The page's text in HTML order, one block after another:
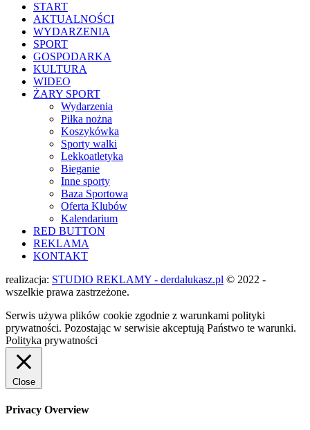
START
AKTUALNOŚCI
WYDARZENIA
SPORT
GOSPODARKA
KULTURA
WIDEO
ŻARY SPORT
Wydarzenia
Piłka nożna
Koszykówka
Sporty walki
Lekkoatletyka
Bieganie
Inne sporty
Baza Sportowa
Oferta Klubów
Kalendarium
RED BUTTON
REKLAMA
KONTAKT
realizacja: STUDIO REKLAMY - derdalukasz.pl © 2022 -
wszelkie prawa zastrzeżone.
Serwis używa plików cookie zgodnie z warunkami polityki
prywatności. Pozostając w serwisie akceptują Państwo te warunki.
Polityka prywatności
Close
Privacy Overview